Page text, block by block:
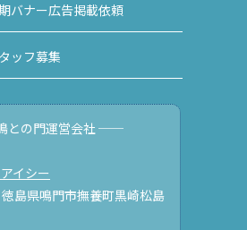
バナー広告掲載依頼
ッフ募集
の門運営会社 ──
イシー
島県鳴門市撫養町黒崎松島